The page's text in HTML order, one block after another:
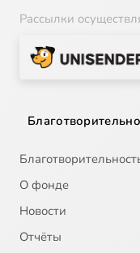
Рассылки
О фонде
Новости
Отчёты